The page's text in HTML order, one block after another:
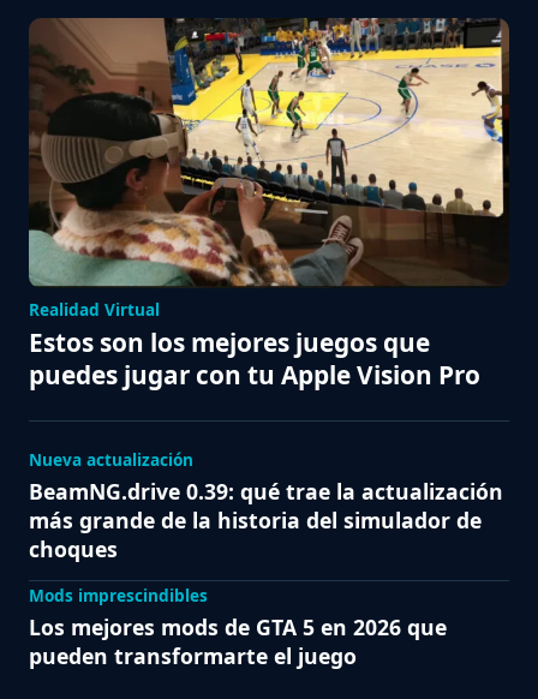
Realidad Virtual
Estos son los mejores juegos que
puedes jugar con tu Apple Vision Pro
Nueva actualización
BeamNG.drive 0.39: qué trae la actualización
más grande de la historia del simulador de
choques
Mods imprescindibles
Los mejores mods de GTA 5 en 2026 que
pueden transformarte el juego